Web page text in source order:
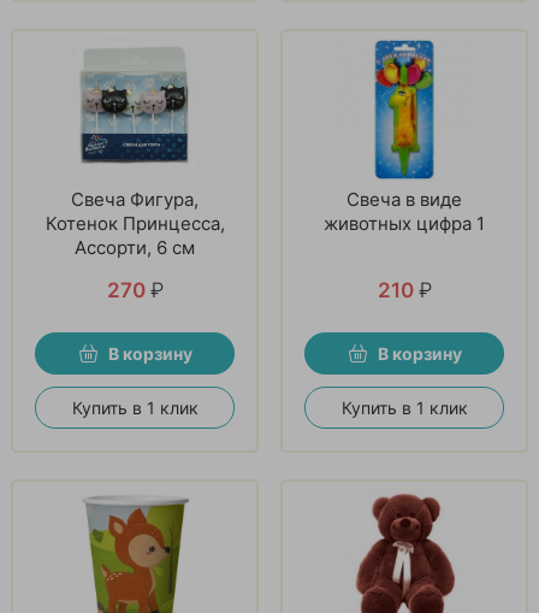
Свеча Фигура,
Котенок Принцесса,
Ассорти, 6 см
270 ₽
В корзину
Купить в 1 клик
Свеча в виде
животных цифра 1
210 ₽
В корзину
Купить в 1 клик